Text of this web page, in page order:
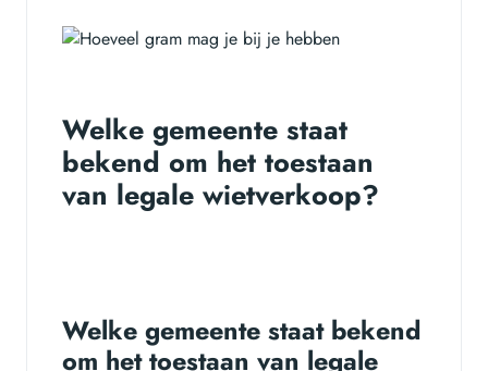
Welke gemeente staat
bekend om het toestaan
van legale wietverkoop?
Welke gemeente staat bekend
om het toestaan van legale